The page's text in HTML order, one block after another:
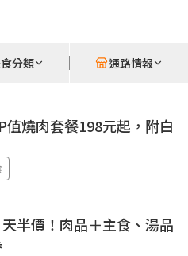
分類 通路情報
燒肉套餐198元起，附白
半價！肉品＋主食、湯品